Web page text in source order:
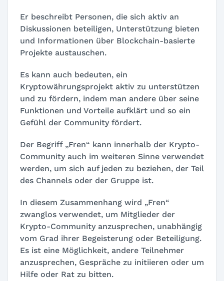
Er beschreibt Personen, die sich aktiv an
Diskussionen beteiligen, Unterstützung bieten
und Informationen über Blockchain-basierte
Projekte austauschen.
Es kann auch bedeuten, ein
Kryptowährungsprojekt aktiv zu unterstützen
und zu fördern, indem man andere über seine
Funktionen und Vorteile aufklärt und so ein
Gefühl der Community fördert.
Der Begriff „Fren“ kann innerhalb der Krypto-
Community auch im weiteren Sinne verwendet
werden, um sich auf jeden zu beziehen, der Teil
des Channels oder der Gruppe ist.
In diesem Zusammenhang wird „Fren“
zwanglos verwendet, um Mitglieder der
Krypto-Community anzusprechen, unabhängig
vom Grad ihrer Begeisterung oder Beteiligung.
Es ist eine Möglichkeit, andere Teilnehmer
anzusprechen, Gespräche zu initiieren oder um
Hilfe oder Rat zu bitten.